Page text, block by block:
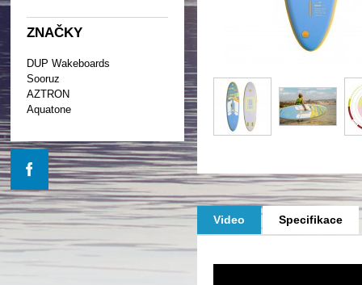
ZNAČKY
DUP Wakeboards
Sooruz
AZTRON
Aquatone
Video Specifikace